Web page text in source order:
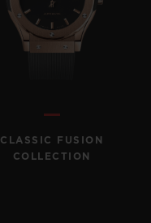
CLASSIC FUSION
COLLECTION